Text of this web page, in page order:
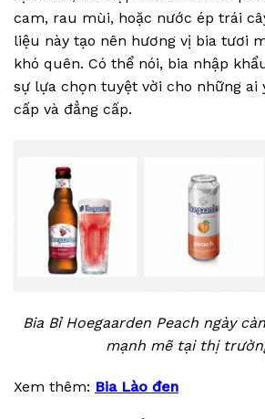
cam, rau mùi, hoặc nước ép trái
liệu này tạo nên hương vị bia tươi
khó quên. Có thể nói, bia nhập
sự lựa chọn tuyệt vời cho những ai
cấp và đẳng cấp.
Bia Bỉ Hoegaarden Peach ngày
mạnh mẽ tại thị
Xem thêm: Bia Lào đen